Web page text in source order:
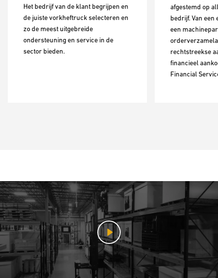
Het bedrijf van de klant begrijpen en
de juiste vorkheftruck selecteren en
zo de meest uitgebreide
ondersteuning en service in de
sector bieden.
afgestemd op
bedrijf. Van
een
rechtstreekse
financieel
Financial